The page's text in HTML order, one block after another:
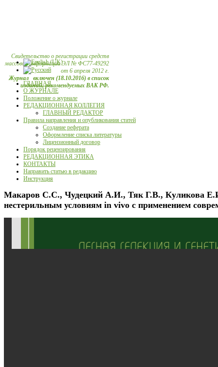
Свидетельство о регистрации средств
массовой информации ЭЛ № ФС77-49292
от 6 апреля 2012 г.
Журнал включен (18.10.2016) в список
изданий, рекомендуемых ВАК РФ.
ГЛАВНАЯ
О ЖУРНАЛЕ
Положение о журнале
РЕДАКЦИОННАЯ КОЛЛЕГИЯ
ГЛАВНЫЙ РЕДАКТОР
Правила направления и опубликования статей
Создание реферата
Оформление списка литературы
Лицензионный договор
Порядок рецензирования
РЕДАКЦИОННАЯ ЭТИКА
КОНТАКТЫ
Направить статью в редакцию
Инструкция
Макаров С.С., Чудецкий А.И., Тяк Г.В., Куликова
нестерильным условиям in vivo с применением